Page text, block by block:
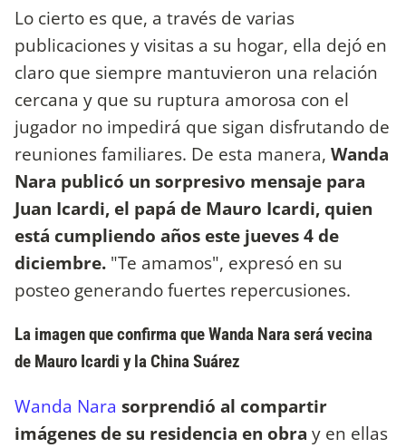
Lo cierto es que, a través de varias
publicaciones y visitas a su hogar, ella dejó en
claro que siempre mantuvieron una relación
cercana y que su ruptura amorosa con el
jugador no impedirá que sigan disfrutando de
reuniones familiares. De esta manera, Wanda
Nara publicó un sorpresivo mensaje para
Juan Icardi, el papá de Mauro Icardi, quien
está cumpliendo años este jueves 4 de
diciembre. "Te amamos", expresó en su
posteo generando fuertes repercusiones.
La imagen que confirma que Wanda Nara será vecina
de Mauro Icardi y la China Suárez
Wanda Nara sorprendió al compartir
imágenes de su residencia en obra y en ellas